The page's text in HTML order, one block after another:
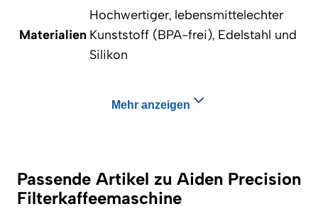
Materialien
Hochwertiger, lebensmittelechter
Kunststoff (BPA-frei), Edelstahl und
Silikon
Mehr anzeigen
Passende Artikel zu Aiden Precision
Filterkaffeemaschine